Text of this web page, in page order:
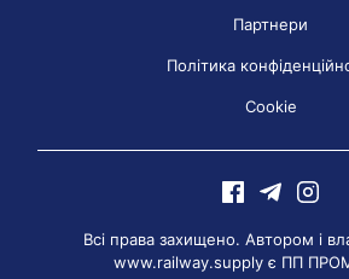
Партнери
Політика
Cookie
Всі права захищено. Автором і
www.railway.supply є ПП